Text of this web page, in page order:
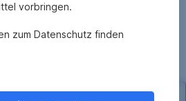
vorbringen.
zum Datenschutz finden